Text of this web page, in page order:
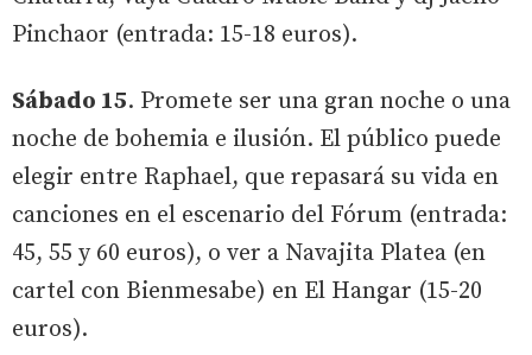
Pinchaor (entrada: 15-18 euros).
Sábado 15. Promete ser una gran noche o una
noche de bohemia e ilusión. El público puede
elegir entre Raphael, que repasará su vida en
canciones en el escenario del Fórum (entrada:
45, 55 y 60 euros), o ver a Navajita Platea (en
cartel con Bienmesabe) en El Hangar (15-20
euros).